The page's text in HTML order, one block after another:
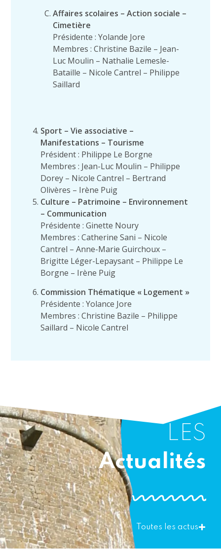
Affaires scolaires – Action sociale –
Cimetière
Présidente : Yolande Jore
Membres : Christine Bazile – Jean-
Luc Moulin – Nathalie Lemesle-
Bataille – Nicole Cantrel – Philippe
Saillard
Sport – Vie associative –
Manifestations – Tourisme
Président : Philippe Le Borgne
Membres : Jean-Luc Moulin – Philippe
Dorey – Nicole Cantrel – Bertrand
Olivères – Irène Puig
Culture – Patrimoine – Environnement
– Communication
Présidente : Ginette Noury
Membres : Catherine Sani – Nicole
Cantrel – Anne-Marie Guirchoux –
Brigitte Léger-Lepaysant – Philippe Le
Borgne – Irène Puig
Commission Thématique « Logement »
Présidente : Yolance Jore
Membres : Christine Bazile – Philippe
Saillard – Nicole Cantrel
LES
Actualités
Toutes les actus